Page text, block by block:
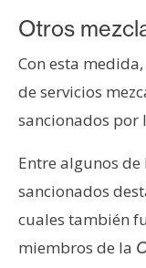
Otros
Con esta medida,
de servicios
sancionados por
Entre algunos
sancionados
cuales también
miembros de la